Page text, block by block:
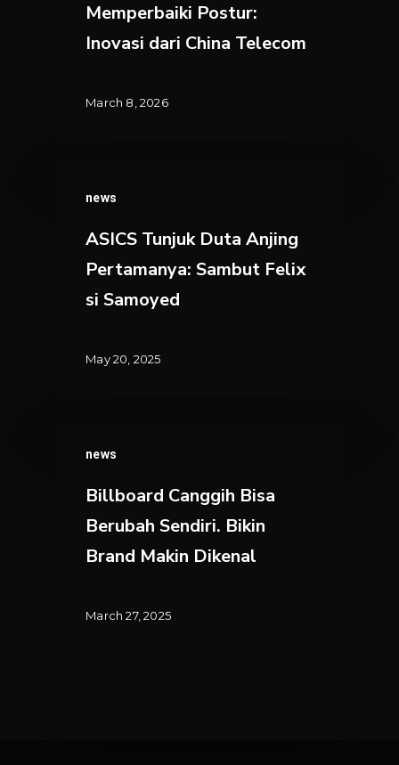
Postur:
Inovasi
China
Memperbaiki Postur:
Inovasi dari China Telecom
March 8, 2026
news
Tunjuk
Duta
Pertamanya:
Sambut
ASICS Tunjuk Duta Anjing
Pertamanya: Sambut Felix
si Samoyed
May 20, 2025
news
Canggih
Sendiri.
Bikin
Makin
Billboard Canggih Bisa
Berubah Sendiri. Bikin
Brand Makin Dikenal
March 27, 2025